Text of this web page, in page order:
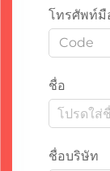
โทรศัพท์
Code
ชื่อ
ชื่อบริษัท